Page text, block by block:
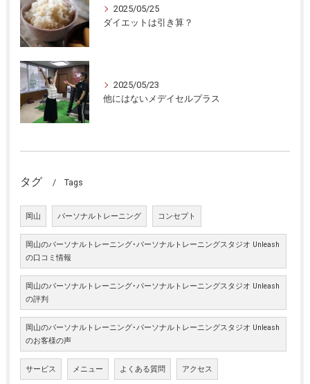
2025/05/25
ダイエットは引き算？
2025/05/23
他にはないメデイセルプラス
タグ Tags
岡山 パーソナルトレーニング コンセプト
岡山のパーソナルトレーニング･パーソナルトレーニングスタジオ Unleash
の口コミ情報
岡山のパーソナルトレーニング･パーソナルトレーニングスタジオ Unleash
の評判
岡山のパーソナルトレーニング･パーソナルトレーニングスタジオ Unleash
のお客様の声
サービス メニュー よくある質問 アクセス